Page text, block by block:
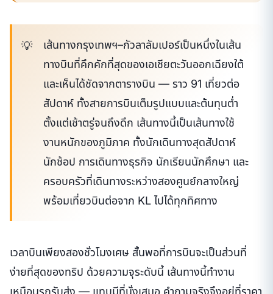
เส้นทางกรุงเทพฯ–กัวลาลัมเปอร์เป็นหนึ่งในเส้น
ทางบินที่คึกคักที่สุดของเอเชียตะวันออกเฉียงใต้
และเห็นได้ชัดจากตารางบิน — ราว 91 เที่ยวต่อ
สัปดาห์ ทั้งสายการบินเต็มรูปแบบและต้นทุนต่ำ
ตั้งแต่เช้าตรู่จนถึงดึก เส้นทางนี้เป็นเส้นทางใช้
งานหนักของภูมิภาค ทั้งนักเดินทางสุดสัปดาห์
นักช้อป การเดินทางธุรกิจ นักเรียนนักศึกษา และ
ครอบครัวที่เดินทางระหว่างสองศูนย์กลางใหญ่
พร้อมเที่ยวบินต่อจาก KL ไปได้ทุกทิศทาง
เวลาบินเพียงสองชั่วโมงเศษ สั้นพอที่การบินจะเป็นส่วนที่
ง่ายที่สุดของทริป ด้วยความจุระดับนี้ เส้นทางนี้ทำงาน